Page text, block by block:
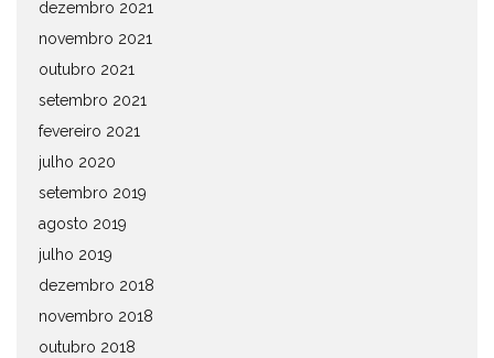
dezembro 2021
novembro 2021
outubro 2021
setembro 2021
fevereiro 2021
julho 2020
setembro 2019
agosto 2019
julho 2019
dezembro 2018
novembro 2018
outubro 2018